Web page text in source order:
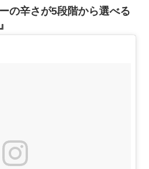
の辛さが5段階から選べる